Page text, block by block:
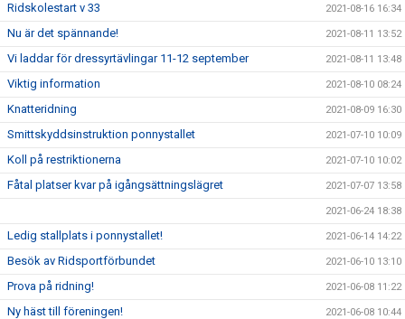
Ridskolestart v 33 2021-08-16 16:34
Nu är det spännande! 2021-08-11 13:52
Vi laddar för dressyrtävlingar 11-12 september 2021-08-11 13:48
Viktig information 2021-08-10 08:24
Knatteridning 2021-08-09 16:30
Smittskyddsinstruktion ponnystallet 2021-07-10 10:09
Koll på restriktionerna 2021-07-10 10:02
Fåtal platser kvar på igångsättningslägret 2021-07-07 13:58
2021-06-24 18:38
Ledig stallplats i ponnystallet! 2021-06-14 14:22
Besök av Ridsportförbundet 2021-06-10 13:10
Prova på ridning! 2021-06-08 11:22
Ny häst till föreningen! 2021-06-08 10:44